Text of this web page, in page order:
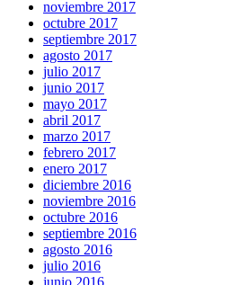
noviembre 2017
octubre 2017
septiembre 2017
agosto 2017
julio 2017
junio 2017
mayo 2017
abril 2017
marzo 2017
febrero 2017
enero 2017
diciembre 2016
noviembre 2016
octubre 2016
septiembre 2016
agosto 2016
julio 2016